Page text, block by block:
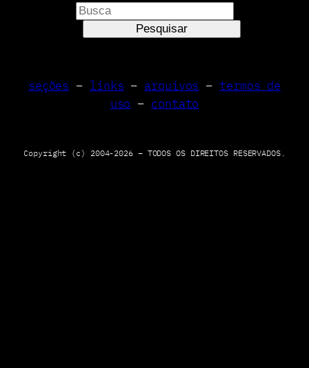
P
u
r
Pesquisar
seções – links – arquivos –termos de
uso – contato
Copyright (c) 2004-2026 – TODOS OS DIREITOS RESERVADOS.